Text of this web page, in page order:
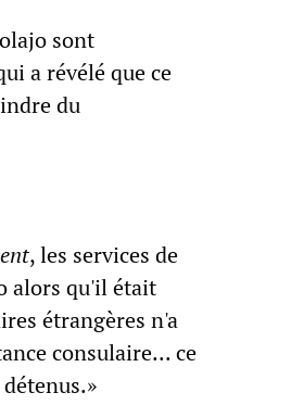
sont
a révélé que ce
du
, les services de
alors qu'il était
étrangères n'a
consulaire... ce